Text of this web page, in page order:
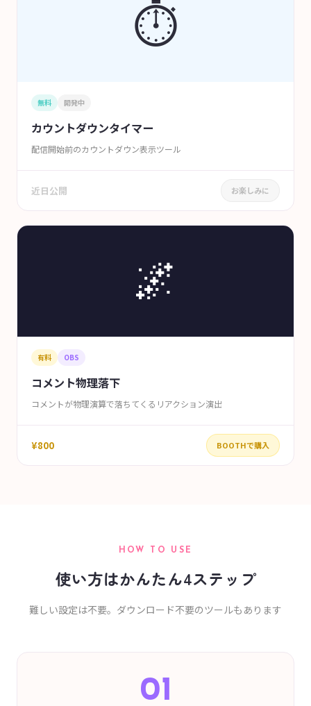
⏱️
無料 開発中
カウントダウンタイマー
配信開始前のカウントダウン表示ツール
近日公開 お楽しみに
🌌
有料 OBS
コメント物理落下
コメントが物理演算で落ちてくるリアクション演出
¥800 BOOTHで購入
HOW TO USE
使い方はかんたん4ステップ
難しい設定は不要。ダウンロード不要のツールもあります
01